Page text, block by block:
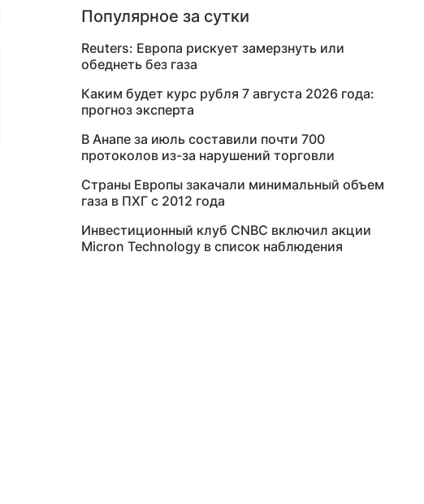
Популярное за сутки
Reuters: Европа рискует замерзнуть или
обеднеть без газа
Каким будет курс рубля 7 августа 2026 года:
прогноз эксперта
В Анапе за июль составили почти 700
протоколов из-за нарушений торговли
Страны Европы закачали минимальный объем
газа в ПХГ с 2012 года
Инвестиционный клуб CNBC включил акции
Micron Technology в список наблюдения